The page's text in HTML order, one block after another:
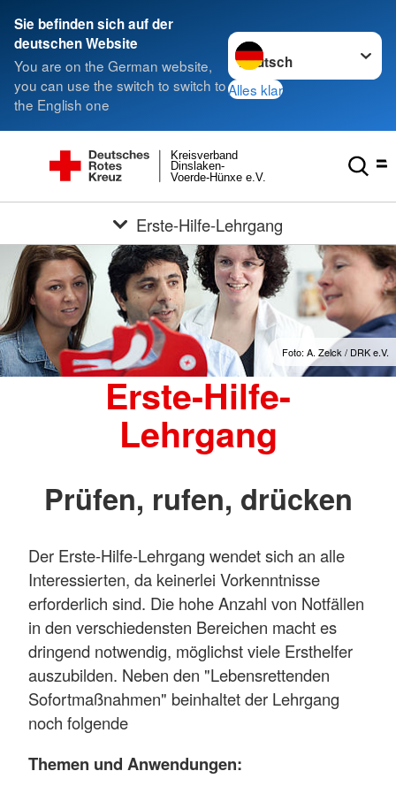
Sie befinden sich auf der
deutschen Website
You are on the German website,
you can use the switch to switch to
the English one
Sprache wechseln zu
Alles klar
Voerde-Hünxe e.V.
Dinslaken-
Kreisverband
Erste-Hilfe-Lehrgang
Foto: A. Zelck / DRK e.V.
Erste-Hilfe-
Lehrgang
Prüfen, rufen, drücken
Der Erste-Hilfe-Lehrgang wendet sich an alle
Interessierten, da keinerlei Vorkenntnisse
erforderlich sind. Die hohe Anzahl von Notfällen
in den verschiedensten Bereichen macht es
dringend notwendig, möglichst viele Ersthelfer
auszubilden. Neben den "Lebensrettenden
Sofortmaßnahmen" beinhaltet der Lehrgang
noch folgende
Themen und Anwendungen: